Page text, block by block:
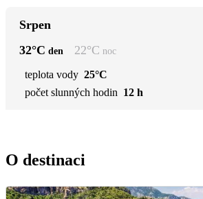
Srpen
32°C den 22°C noc
teplota vody 25°C
počet slunných hodin 12 h
O destinaci